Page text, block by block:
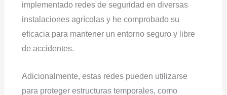
implementado redes de seguridad en diversas
instalaciones agrícolas y he comprobado su
eficacia para mantener un entorno seguro y libre
de accidentes.
Adicionalmente, estas redes pueden utilizarse
para proteger estructuras temporales, como